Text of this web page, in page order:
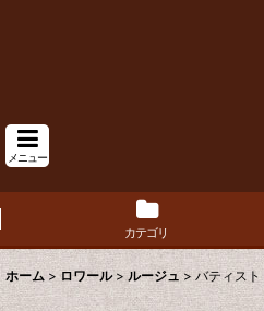
メニュー
カテゴリ
ホーム > ロワール > ルージュ > バティス